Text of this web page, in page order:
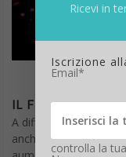
IL FENOMENO
A differenza dei
anche come “big
Ricevi in
Iscrizione
Email*
controlla la